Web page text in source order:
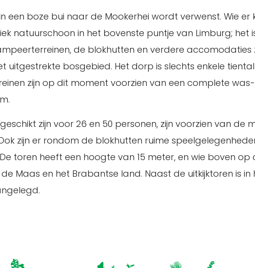
een boze bui naar de Mookerhei wordt verwenst. Wie
natuurschoon in het bovenste puntje van Limburg; het
de blokhutten en verdere
uitgestrekte bosgebied. Het dorp is slechts enkele
zijn op dit moment voorzien van een complete
zijn voor 26 en 50 personen, zijn voorzien van de
zijn er rondom de blokhutten ruime
toren heeft een hoogte van 15 meter, en wie boven
Maas en het Brabantse land. Naast de uitkijktoren is